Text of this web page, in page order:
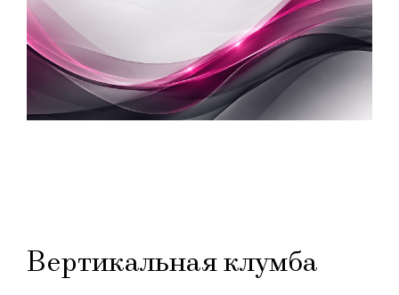
Вертикальная клумба